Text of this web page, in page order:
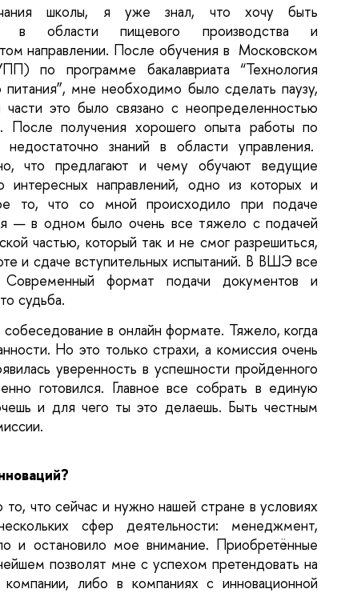
школы, я уже знал, что хочу быть
в области пищевого производства и
направлении. После обучения в  Московском
по программе бакалавриата “Технология
питания”, мне необходимо было сделать паузу,
это было связано с неопределенностью
После получения хорошего опыта работы по
знаний в области управления.
что предлагают и чему обучают ведущие
интересных направлений, одно из которых и
то, что со мной происходило при подаче
— в одном было очень все тяжело с подачей
частью, который так и не смог разрешиться,
и сдаче вступительных испытаний. В ВШЭ все
формат подачи документов и
судьба.
в онлайн формате. Тяжело, когда
Но это только страхи, а комиссия очень
уверенность в успешности пройденного
готовился. Главное все собрать в единую
и для чего ты это делаешь. Быть честным
что сейчас и нужно нашей стране в условиях
сфер деятельности: менеджмент,
и остановило мое внимание. Приобретённые
позволят мне с успехом претендовать на
либо в компаниях с инновационной